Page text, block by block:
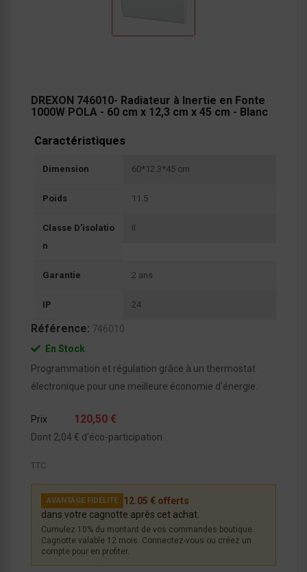
DREXON 746010- Radiateur à Inertie en Fonte
1000W POLA - 60 cm x 12,3 cm x 45 cm - Blanc
Caractéristiques
Dimension 60*12.3*45 cm
Poids 11.5
Classe D'isolatio
N
II
Garantie 2 ans
IP 24
Référence: 746010
En Stock
Programmation et régulation grâce à un thermostat
électronique pour une meilleure économie d'énergie.
Prix 120,50 €
Dont 2,04 € d'éco-participation
TTC
AVANTAGE FIDÉLITÉ
12.05 € offerts
dans votre cagnotte après cet achat.
Cumulez 10% du montant de vos commandes boutique.
Cagnotte valable 12 mois. Connectez-vous ou créez un
compte pour en profiter.